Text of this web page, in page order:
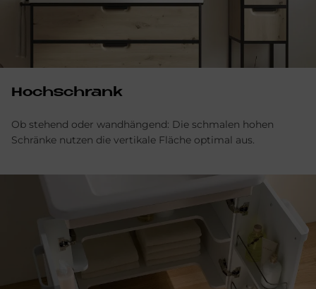
Hoch­schrank
Ob stehend oder wandhängend: Die schmalen hohen
Schränke nutzen die vertikale Fläche optimal aus.